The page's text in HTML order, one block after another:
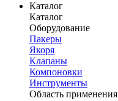
Каталог
Каталог
Оборудование
Пакеры
Якоря
Клапаны
Компоновки
Инструменты
Область применения